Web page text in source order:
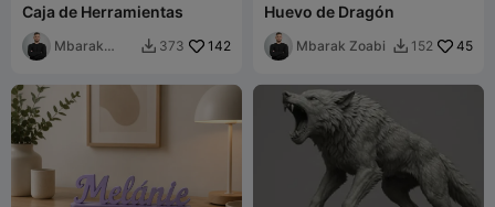
Caja de Herramientas
Mbarak
 373 142
Huevo de Dragón
Mbarak Zoabi  152 45